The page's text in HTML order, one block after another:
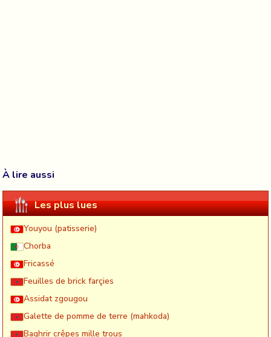
À lire aussi
Les plus lues
Youyou (patisserie)
Chorba
Fricassé
Feuilles de brick farçies
Assidat zgougou
Galette de pomme de terre (mahkoda)
Baghrir crêpes mille trous